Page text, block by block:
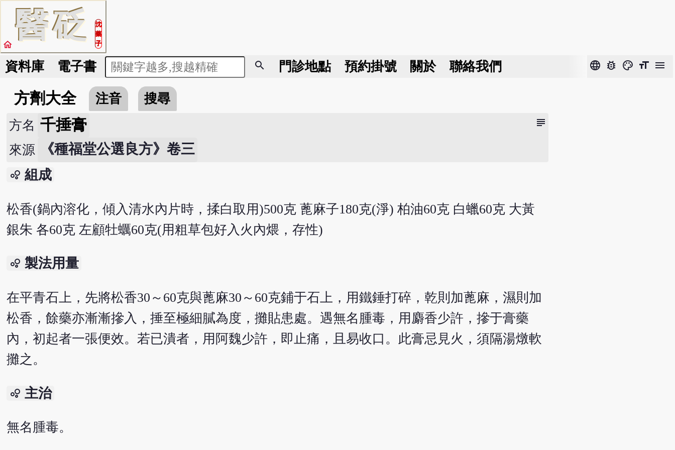
醫砭
沈
藥
子
home
資料庫 電子書 search 門診地點 預約掛號 關於 聯絡我們 language bug_report color_lens format_size menu
方劑大全 注音 搜尋
subject
方名 千捶膏
來源 《種福堂公選良方》卷三
bubble_chart 組成
松香(鍋內溶化，傾入清水內片時，揉白取用)500克 蓖麻子180克(淨) 柏油60克 白蠟60克 大黃
銀朱 各60克 左顧牡蠣60克(用粗草包好入火內煨，存性)
bubble_chart 製法用量
在平青石上，先將松香30～60克與蓖麻30～60克鋪于石上，用鐵錘打碎，乾則加蓖麻，濕則加
松香，餘藥亦漸漸摻入，捶至極細膩為度，攤貼患處。遇無名腫毒，用麝香少許，摻于膏藥
內，初起者一張便效。若已潰者，用阿魏少許，即止痛，且易收口。此膏忌見火，須隔湯燉軟
攤之。
bubble_chart 主治
無名腫毒。